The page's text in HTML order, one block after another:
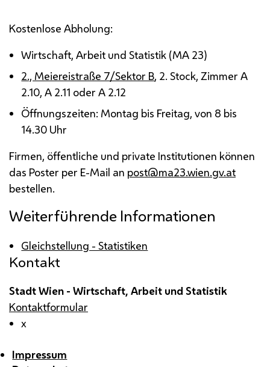
Kostenlose Abholung:
Wirtschaft, Arbeit und Statistik (MA 23)
2., Meiereistraße 7/Sektor B, 2. Stock, Zimmer A
2.10, A 2.11 oder A 2.12
Öffnungszeiten: Montag bis Freitag, von 8 bis
14.30 Uhr
Firmen, öffentliche und private Institutionen können
das Poster per E-Mail an post@ma23.wien.gv.at
bestellen.
Weiterführende Informationen
Gleichstellung - Statistiken
Kontakt
Stadt Wien - Wirtschaft, Arbeit und Statistik
Kontaktformular
x
Impressum